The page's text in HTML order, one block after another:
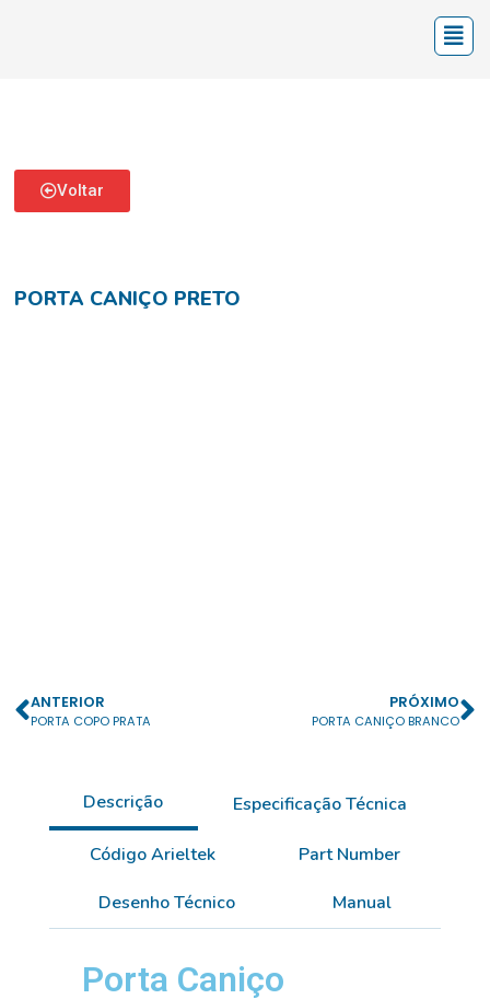
Voltar
PORTA CANIÇO PRETO
ANTERIOR
PORTA COPO PRATA
PRÓXIMO
PORTA CANIÇO BRANCO
Descrição Especificação Técnica
Código Arieltek
Part Number
Desenho Técnico
Manual
Porta Caniço